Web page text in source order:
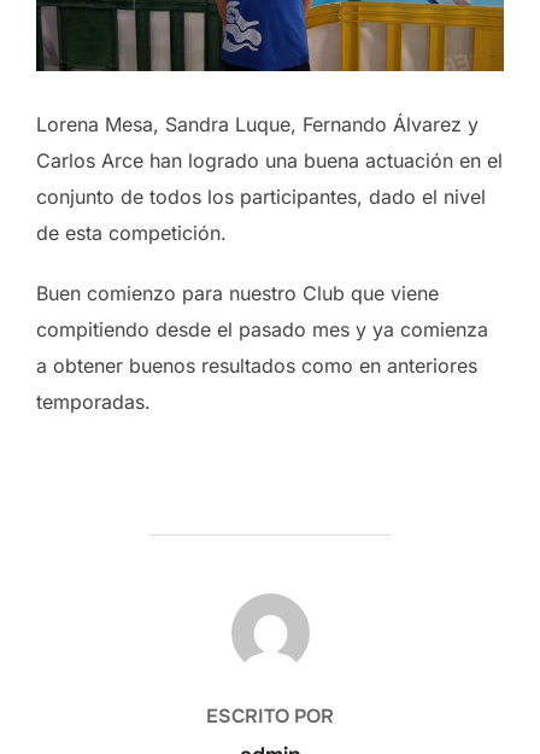
Lorena Mesa, Sandra Luque, Fernando Álvarez y
Carlos Arce han logrado una buena actuación en el
conjunto de todos los participantes, dado el nivel
de esta competición.
Buen comienzo para nuestro Club que viene
compitiendo desde el pasado mes y ya comienza
a obtener buenos resultados como en anteriores
temporadas.
AUTOR DE LA PUBLICACIÓN
ESCRITO POR